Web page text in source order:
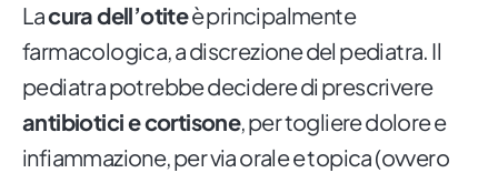
Lacura dell’otiteè principalmente
farmacologica, a discrezione del pediatra. Il
pediatra potrebbe decidere di prescrivere
antibiotici e cortisone, per togliere dolore e
infiammazione, per via orale e topica (ovvero